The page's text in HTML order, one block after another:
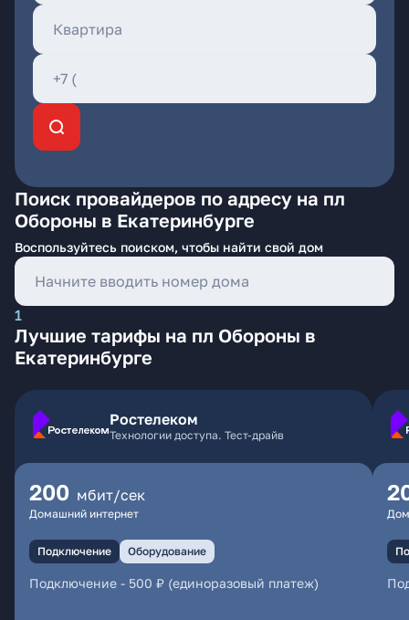
Поиск провайдеров по адресу на пл
Обороны в Екатеринбурге
Воспользуйтесь поиском, чтобы найти свой дом
1
Лучшие тарифы на пл Обороны в
Екатеринбурге
Ростелеком
Технологии доступа. Тест-драйв
200 мбит/сек
Домашний интернет
Подключение Оборудование
Подключение - 500 ₽ (единоразовый платеж)